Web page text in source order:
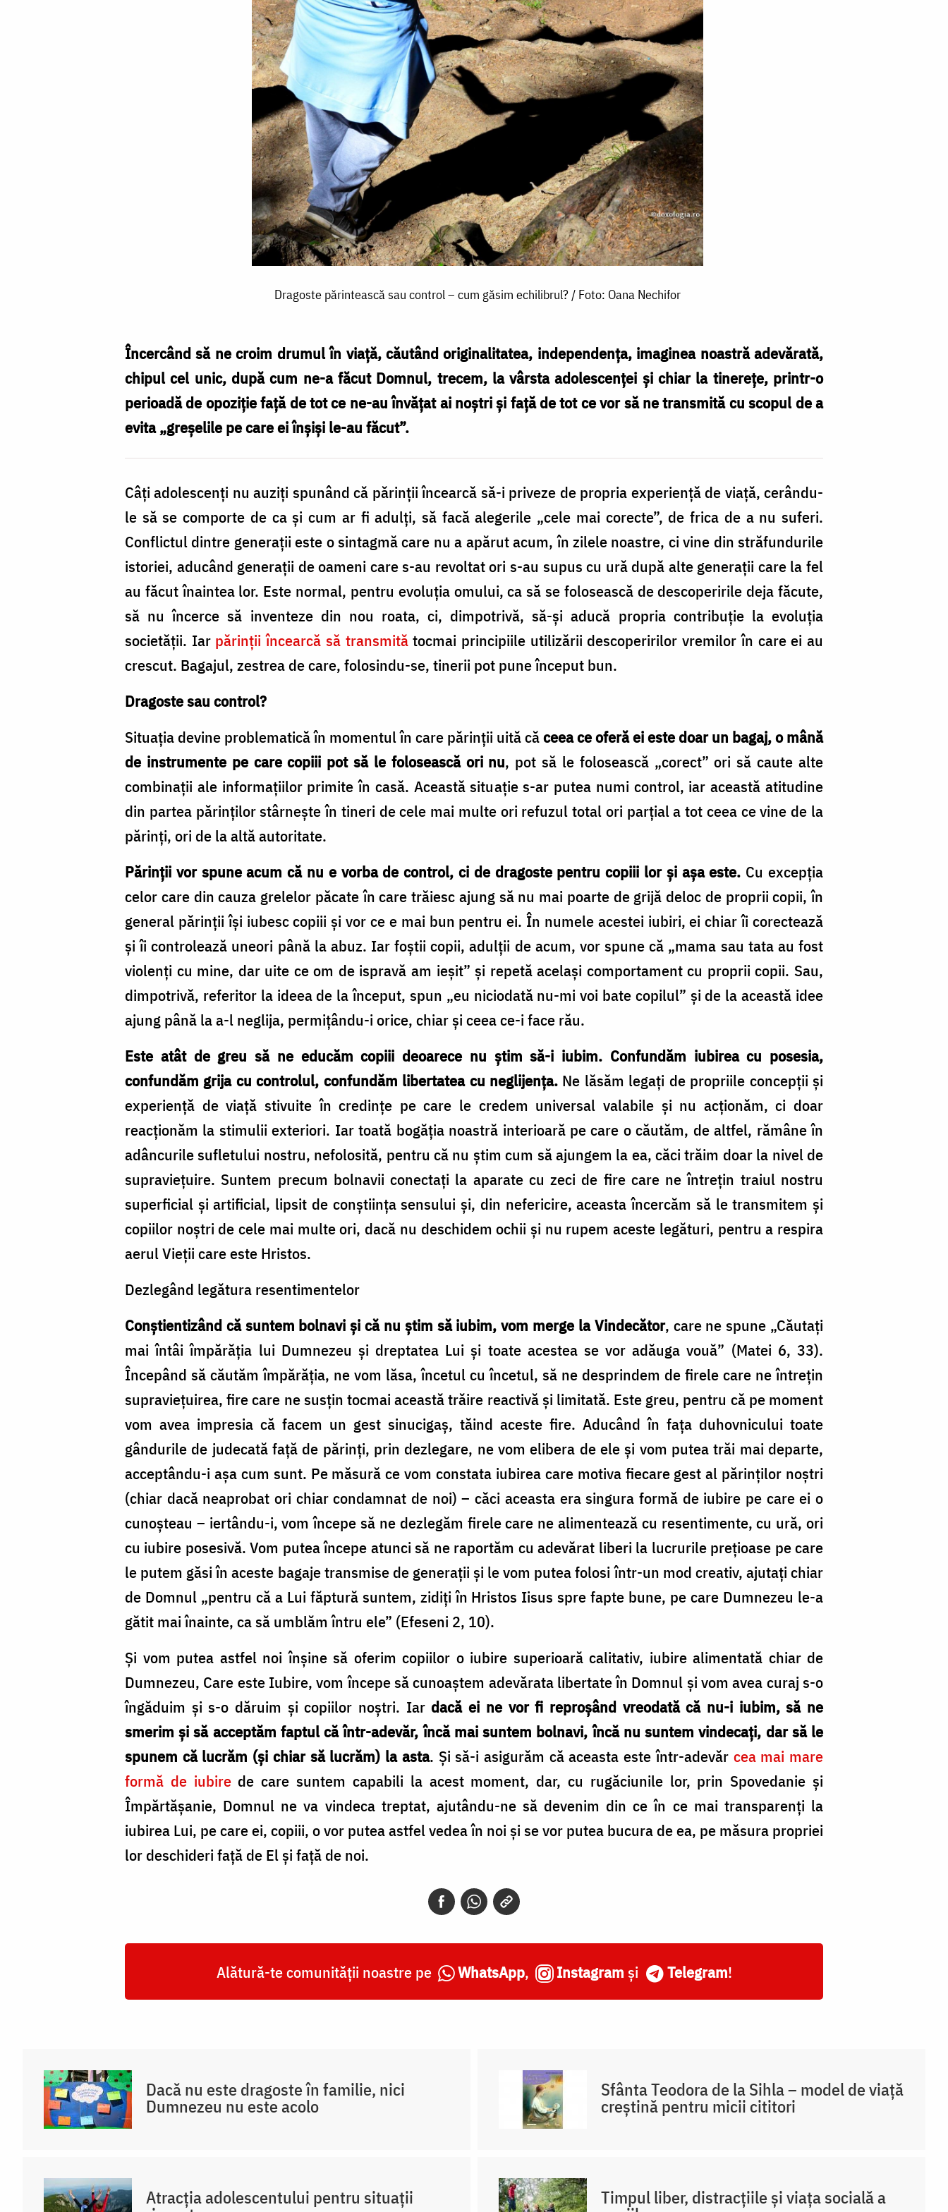
Dragoste părintească sau control – cum găsim echilibrul? / Foto: Oana Nechifor
Încercând să ne croim drumul în viață, căutând originalitatea, independența, imaginea noastră adevărată,
chipul cel unic, după cum ne-a făcut Domnul, trecem, la vârsta adolescenței și chiar la tinerețe, printr-o
perioadă de opoziție față de tot ce ne-au învățat ai noștri și față de tot ce vor să ne transmită cu scopul de a
evita „greșelile pe care ei înșiși le-au făcut”.
Câţi adolescenţi nu auziţi spunând că părinţii încearcă să-i priveze de propria experienţă de viaţă, cerându-
le să se comporte de ca şi cum ar fi adulţi, să facă alegerile „cele mai corecte”, de frica de a nu suferi.
Conflictul dintre generaţii este o sintagmă care nu a apărut acum, în zilele noastre, ci vine din străfundurile
istoriei, aducând generaţii de oameni care s-au revoltat ori s-au supus cu ură după alte generaţii care la fel
au făcut înaintea lor. Este normal, pentru evoluţia omului, ca să se folosească de descoperirile deja făcute,
să nu încerce să inventeze din nou roata, ci, dimpotrivă, să-şi aducă propria contribuţie la evoluţia
societăţii. Iar părinţii încearcă să transmitătocmai principiile utilizării descoperirilor vremilor în care ei au
crescut. Bagajul, zestrea de care, folosindu-se, tinerii pot pune început bun.
Dragoste sau control?
Situaţia devine problematică în momentul în care părinţii uită căceea ce oferă ei este doar un bagaj, o mână
de instrumente pe care copiii pot să le folosească ori nu, pot să le folosească „corect” ori să caute alte
combinaţii ale informaţiilor primite în casă. Această situaţie s-ar putea numi control, iar această atitudine
din partea părinţilor stârneşte în tineri de cele mai multe ori refuzul total ori parţial a tot ceea ce vine de la
părinţi, ori de la altă autoritate.
Părinţii vor spune acum că nu e vorba de control, ci de dragoste pentru copiii lor şi aşa este. Cu excepţia
celor care din cauza grelelor păcate în care trăiesc ajung să nu mai poarte de grijă deloc de proprii copii, în
general părinţii îşi iubesc copiii şi vor ce e mai bun pentru ei. În numele acestei iubiri, ei chiar îi corectează
şi îi controlează uneori până la abuz. Iar foştii copii, adulţii de acum, vor spune că „mama sau tata au fost
violenţi cu mine, dar uite ce om de ispravă am ieşit” şi repetă acelaşi comportament cu proprii copii. Sau,
dimpotrivă, referitor la ideea de la început, spun „eu niciodată nu-mi voi bate copilul” şi de la această idee
ajung până la a-l neglija, permiţându-i orice, chiar şi ceea ce-i face rău.
Este atât de greu să ne educăm copiii deoarece nu ştim să-i iubim. Confundăm iubirea cu posesia,
confundăm grija cu controlul, confundăm libertatea cu neglijenţa. Ne lăsăm legaţi de propriile concepţii şi
experienţă de viaţă stivuite în credinţe pe care le credem universal valabile şi nu acţionăm, ci doar
reacţionăm la stimulii exteriori. Iar toată bogăţia noastră interioară pe care o căutăm, de altfel, rămâne în
adâncurile sufletului nostru, nefolosită, pentru că nu ştim cum să ajungem la ea, căci trăim doar la nivel de
supravieţuire. Suntem precum bolnavii conectaţi la aparate cu zeci de fire care ne întreţin traiul nostru
superficial şi artificial, lipsit de conştiinţa sensului şi, din nefericire, aceasta încercăm să le transmitem şi
copiilor noştri de cele mai multe ori, dacă nu deschidem ochii şi nu rupem aceste legături, pentru a respira
aerul Vieţii care este Hristos.
Dezlegând legătura resentimentelor
Conştientizând că suntem bolnavi şi că nu ştim să iubim, vom merge la Vindecător, care ne spune „Căutaţi
mai întâi împărăţia lui Dumnezeu şi dreptatea Lui şi toate acestea se vor adăuga vouă” (Matei 6, 33).
Începând să căutăm împărăţia, ne vom lăsa, încetul cu încetul, să ne desprindem de firele care ne întreţin
supravieţuirea, fire care ne susţin tocmai această trăire reactivă şi limitată. Este greu, pentru că pe moment
vom avea impresia că facem un gest sinucigaş, tăind aceste fire. Aducând în faţa duhovnicului toate
gândurile de judecată faţă de părinţi, prin dezlegare, ne vom elibera de ele şi vom putea trăi mai departe,
acceptându-i aşa cum sunt. Pe măsură ce vom constata iubirea care motiva fiecare gest al părinţilor noştri
(chiar dacă neaprobat ori chiar condamnat de noi) – căci aceasta era singura formă de iubire pe care ei o
cunoşteau – iertându-i, vom începe să ne dezlegăm firele care ne alimentează cu resentimente, cu ură, ori
cu iubire posesivă. Vom putea începe atunci să ne raportăm cu adevărat liberi la lucrurile preţioase pe care
le putem găsi în aceste bagaje transmise de generaţii şi le vom putea folosi într-un mod creativ, ajutaţi chiar
de Domnul „pentru că a Lui făptură suntem, zidiţi în Hristos Iisus spre fapte bune, pe care Dumnezeu le-a
gătit mai înainte, ca să umblăm întru ele” (Efeseni 2, 10).
Şi vom putea astfel noi înşine să oferim copiilor o iubire superioară calitativ, iubire alimentată chiar de
Dumnezeu, Care este Iubire, vom începe să cunoaştem adevărata libertate în Domnul şi vom avea curaj s-o
îngăduim şi s-o dăruim şi copiilor noştri. Iar dacă ei ne vor fi reproşând vreodată că nu-i iubim, să ne
smerim şi să acceptăm faptul că într-adevăr, încă mai suntem bolnavi, încă nu suntem vindecaţi, dar să le
spunem că lucrăm (şi chiar să lucrăm) la asta. Şi să-i asigurăm că aceasta este într-adevăr cea mai mare
formă de iubirede care suntem capabili la acest moment, dar, cu rugăciunile lor, prin Spovedanie şi
Împărtăşanie, Domnul ne va vindeca treptat, ajutându-ne să devenim din ce în ce mai transparenţi la
iubirea Lui, pe care ei, copiii, o vor putea astfel vedea în noi şi se vor putea bucura de ea, pe măsura propriei
lor deschideri faţă de El şi faţă de noi.
Alătură-te comunității noastre pe WhatsApp, Instagram și Telegram!
Dacă nu este dragoste în familie, nici
Dumnezeu nu este acolo
Sfânta Teodora de la Sihla – model de viaţă
creştină pentru micii cititori
Atracția adolescentului pentru situații Timpul liber, distracțiile și viața socială a